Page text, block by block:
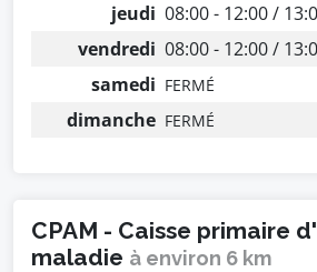
jeudi 08:00 - 12:00 /
vendredi 08:00 - 12:00 /
samedi FERMÉ
dimanche FERMÉ
CPAM - Caisse primaire
maladie à environ 6 km